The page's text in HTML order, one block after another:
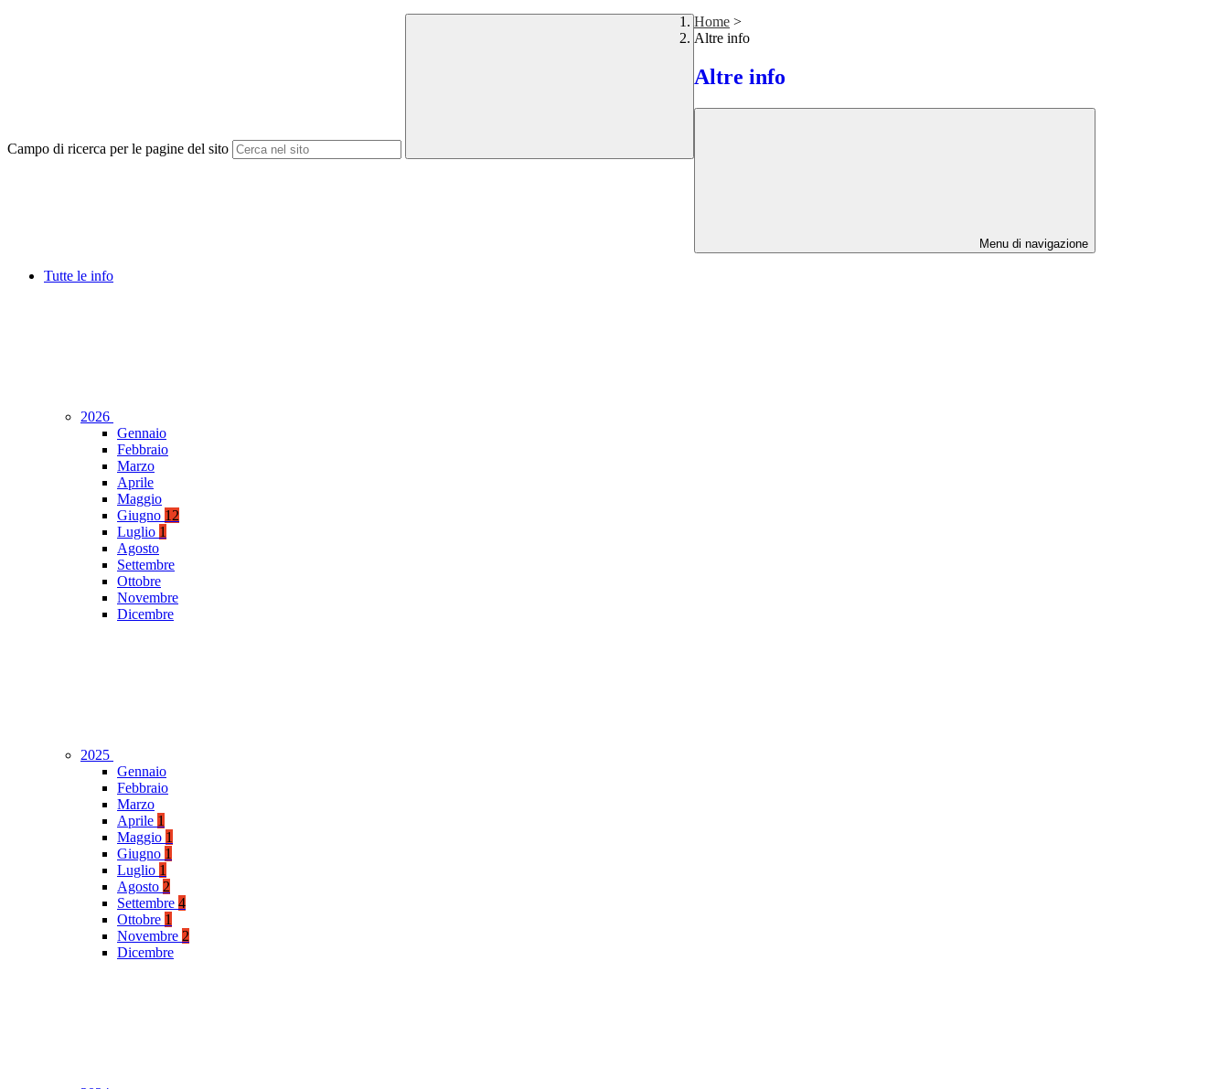
Campo di ricerca per le pagine del sito
Home >
Altre info
Altre info
Menu di navigazione
Tutte le info
2026
Gennaio
Febbraio
Marzo
Aprile
Maggio
Giugno 12
Luglio 1
Agosto
Settembre
Ottobre
Novembre
Dicembre
2025
Gennaio
Febbraio
Marzo
Aprile 1
Maggio 1
Giugno 1
Luglio 1
Agosto 2
Settembre 4
Ottobre 1
Novembre 2
Dicembre